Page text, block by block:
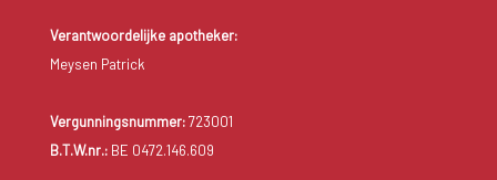
Verantwoordelijke apotheker:
Meysen Patrick
Vergunningsnummer:723001
B.T.W.nr.:BE 0472.146.609